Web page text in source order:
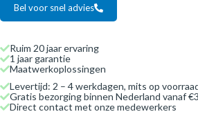
Bel voor snel advies
Ruim 20 jaar ervaring
1 jaar garantie
Maatwerkoplossingen
Levertijd: 2 – 4 werkdagen, mits op
Gratis bezorging binnen Nederland vanaf
Direct contact met onze medewerkers